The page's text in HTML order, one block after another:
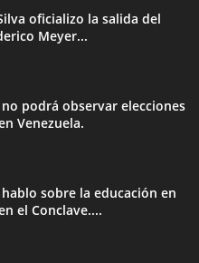
oficializo la salida del
Meyer...
podrá observar elecciones
Venezuela.
hablo sobre la educación en
el Conclave....